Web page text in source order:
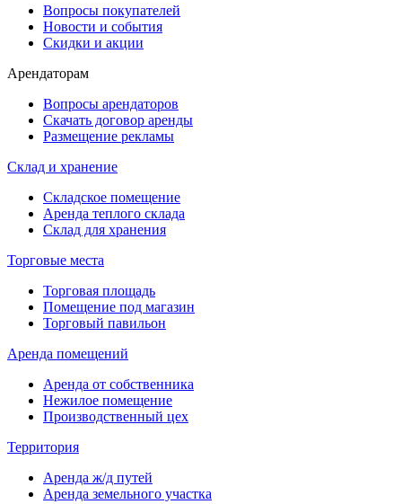
Вопросы покупателей
Новости и события
Скидки и акции
Арендаторам
Вопросы арендаторов
Скачать договор аренды
Размещение рекламы
Склад и хранение
Складское помещение
Аренда теплого склада
Склад для хранения
Торговые места
Торговая площадь
Помещение под магазин
Торговый павильон
Аренда помещений
Аренда от собственника
Нежилое помещение
Производственный цех
Территория
Аренда ж/д путей
Аренда земельного участка